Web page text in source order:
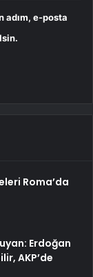
adım, e-posta
Roma’da
Erdoğan
AKP’de